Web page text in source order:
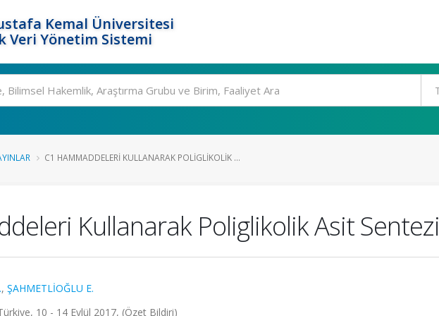
Kemal Üniversitesi
Veri Yönetim Sistemi
C1 HAMMADDELERI KULLANARAK POLIGLIKOLIK ...
Kullanarak Poliglikolik Asit Sentezi
, ŞAHMETLİOĞLU E.
10 - 14 Eylül 2017, (Özet Bildiri)